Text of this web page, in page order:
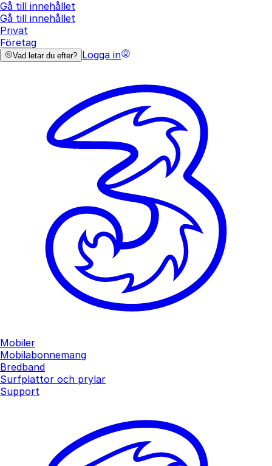
Gå till innehållet
Gå till innehållet
Privat
Företag
Vad letar du efter? Logga in
Mobiler
Mobilabonnemang
Bredband
Surfplattor och prylar
Support